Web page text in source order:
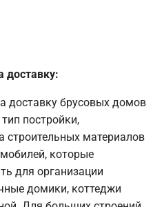
доставку:
доставку брусовых домов
постройки,
строительных материалов
которые
для организации
домики, коттеджи